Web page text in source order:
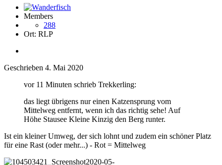
Members
288
Ort: RLP
Geschrieben 4. Mai 2020
vor 11 Minuten schrieb Trekkerling:
das liegt übrigens nur einen Katzensprung vom
Mittelweg entfernt, wenn ich das richtig sehe! Auf
Höhe Stausee Kleine Kinzig den Berg runter.
Ist ein kleiner Umweg, der sich lohnt und zudem ein schöner Platz
für eine Rast (oder mehr...) - Rot = Mittelweg